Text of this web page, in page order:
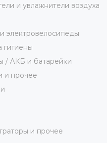
и увлажнители воздуха
электровелосипеды
гигиены
/ АКБ и батарейки
и прочее
и прочее